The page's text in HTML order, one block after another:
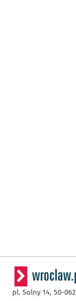
pl. Solny 14, 50-062